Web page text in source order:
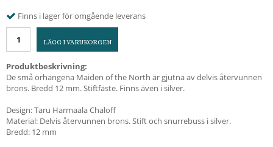
Finns i lager för omgående leverans
LÄGG I VARUKORGEN
Produktbeskrivning:
De små örhängena Maiden of the North är gjutna av delvis återvunnen
brons. Bredd 12 mm. Stiftfäste. Finns även i silver.
Design: Taru Harmaala Chaloff
Material: Delvis återvunnen brons. Stift och snurrebuss i silver.
Bredd: 12 mm